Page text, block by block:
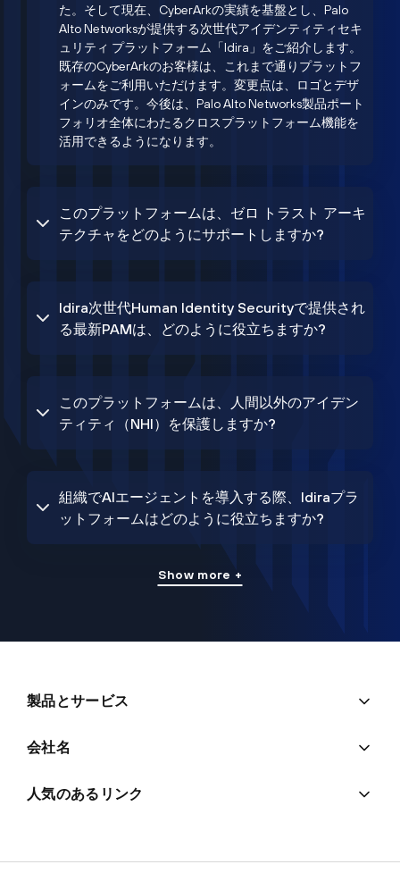
た。そして現在、CyberArkの実績を基盤とし、Palo
Alto Networksが提供する次世代アイデンティティセキ
ュリティ プラットフォーム「Idira」をご紹介します。
既存のCyberArkのお客様は、これまで通りプラットフ
ォームをご利用いただけます。変更点は、ロゴとデザ
インのみです。今後は、Palo Alto Networks製品ポート
フォリオ全体にわたるクロスプラットフォーム機能を
活用できるようになります。
このプラットフォームは、ゼロ トラスト アーキ
テクチャをどのようにサポートしますか?
Idira次世代Human Identity Securityで提供され
る最新PAMは、どのように役立ちますか?
このプラットフォームは、人間以外のアイデン
ティティ（NHI）を保護しますか?
組織でAIエージェントを導入する際、Idiraプラ
ットフォームはどのように役立ちますか?
Show more +
製品とサービス
会社名
人気のあるリンク